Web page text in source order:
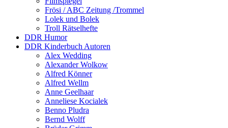
Frösi / ABC Zeitung /Trommel
Lolek und Bolek
Troll Rätselhefte
DDR Humor
DDR Kinderbuch Autoren
Alex Wedding
Alexander Wolkow
Alfred Könner
Alfred Wellm
Anne Geelhaar
Anneliese Kocialek
Benno Pludra
Bernd Wolff